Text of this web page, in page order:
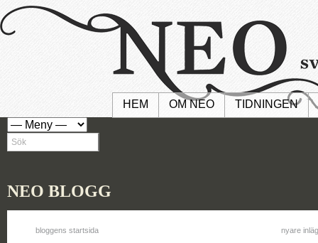
HEM OM NEO TIDNINGEN
NEO BLOGG
bloggens startsida nyare